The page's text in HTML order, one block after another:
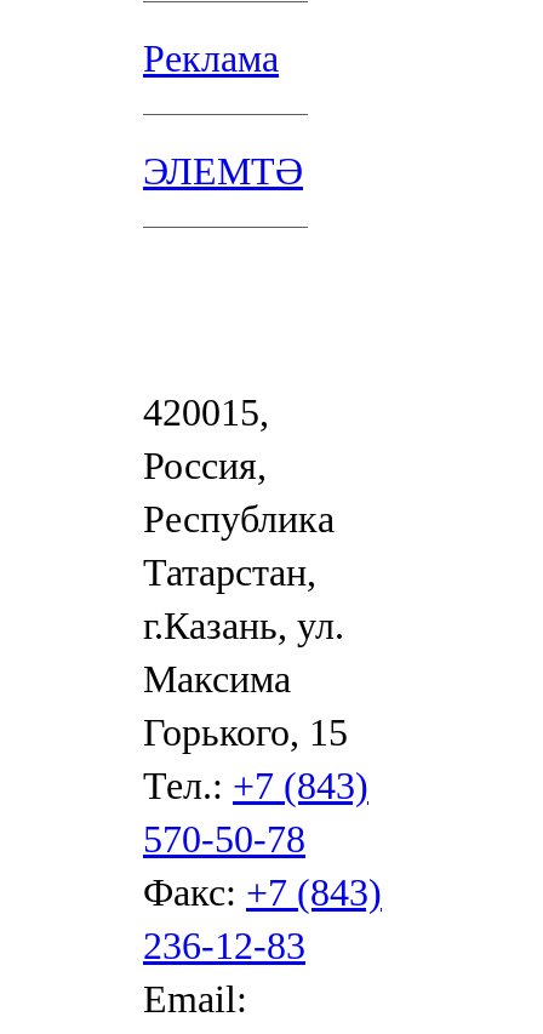
Реклама
ЭЛЕМТӘ
420015,
Россия,
Республика
Татарстан,
г.Казань, ул.
Максима
Горького, 15
Тел.: +7 (843)
570-50-78
Факс: +7 (843)
236-12-83
Email: